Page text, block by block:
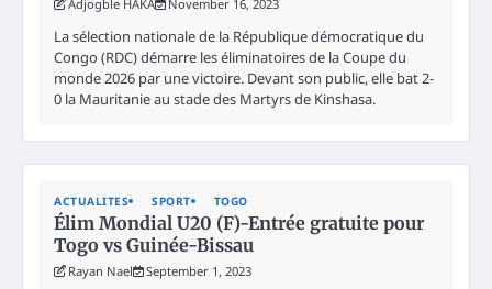
Adjogble HAKA November 16, 2023
La sélection nationale de la République démocratique du
Congo (RDC) démarre les éliminatoires de la Coupe du
monde 2026 par une victoire. Devant son public, elle bat 2-
0 la Mauritanie au stade des Martyrs de Kinshasa.
ACTUALITES SPORT TOGO
Élim Mondial U20 (F)-Entrée gratuite pour
Togo vs Guinée-Bissau
Rayan Nael September 1, 2023